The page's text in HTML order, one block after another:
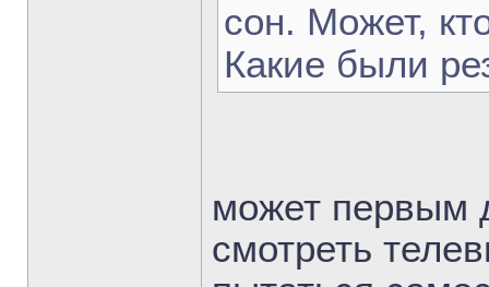
сон. Может,
Какие были
может первым
смотреть